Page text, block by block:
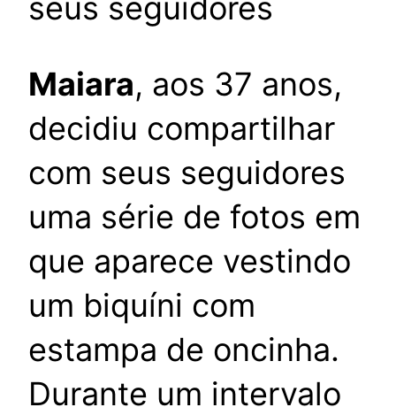
seus seguidores
Maiara, aos 37 anos,
decidiu compartilhar
com seus seguidores
uma série de fotos em
que aparece vestindo
um biquíni com
estampa de oncinha.
Durante um intervalo